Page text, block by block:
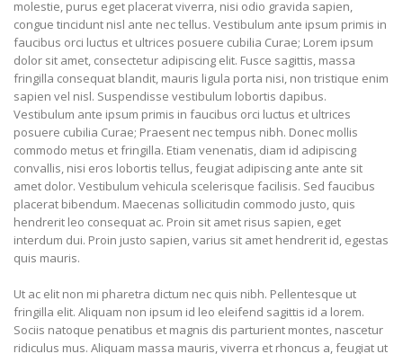
molestie, purus eget placerat viverra, nisi odio gravida sapien,
congue tincidunt nisl ante nec tellus. Vestibulum ante ipsum primis in
faucibus orci luctus et ultrices posuere cubilia Curae; Lorem ipsum
dolor sit amet, consectetur adipiscing elit. Fusce sagittis, massa
fringilla consequat blandit, mauris ligula porta nisi, non tristique enim
sapien vel nisl. Suspendisse vestibulum lobortis dapibus.
Vestibulum ante ipsum primis in faucibus orci luctus et ultrices
posuere cubilia Curae; Praesent nec tempus nibh. Donec mollis
commodo metus et fringilla. Etiam venenatis, diam id adipiscing
convallis, nisi eros lobortis tellus, feugiat adipiscing ante ante sit
amet dolor. Vestibulum vehicula scelerisque facilisis. Sed faucibus
placerat bibendum. Maecenas sollicitudin commodo justo, quis
hendrerit leo consequat ac. Proin sit amet risus sapien, eget
interdum dui. Proin justo sapien, varius sit amet hendrerit id, egestas
quis mauris.
Ut ac elit non mi pharetra dictum nec quis nibh. Pellentesque ut
fringilla elit. Aliquam non ipsum id leo eleifend sagittis id a lorem.
Sociis natoque penatibus et magnis dis parturient montes, nascetur
ridiculus mus. Aliquam massa mauris, viverra et rhoncus a, feugiat ut